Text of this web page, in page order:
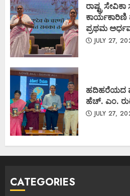
ರಾಷ್ಟ್ರ
ಪ್ರಥಮ
JULY 27,
ಹದಿಹರೆಯದ
ಹೆಚ್. ಎಂ.
JULY 27,
CATEGORIES